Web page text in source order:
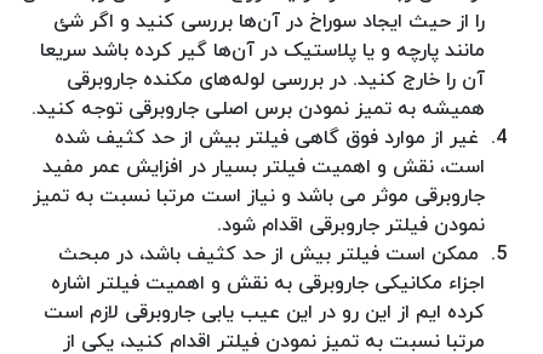
را از حیث ایجاد سوراخ در آن‌ها بررسی کنید و اگر شئ
مانند پارچه و یا پلاستیک در آن‌ها گیر کرده باشد سریعا
آن را خارج کنید. در بررسی لوله‌های مکنده جاروبرقی
همیشه به تمیز نمودن برس اصلی جاروبرقی توجه کنید.
غیر از موارد فوق گاهی فیلتر بیش از حد کثیف شده
است، نقش و اهمیت فیلتر بسیار در افزایش عمر مفید
جاروبرقی موثر می باشد و نیاز است مرتبا نسبت به تمیز
نمودن فیلتر جاروبرقی اقدام شود.
ممکن است فیلتر بیش از حد کثیف باشد، در مبحث
اجزاء مکانیکی جاروبرقی به نقش و اهمیت فیلتر اشاره
کرده ایم از این رو در این عیب یابی جاروبرقی لازم است
مرتبا نسبت به تمیز نمودن فیلتر اقدام کنید، یکی از